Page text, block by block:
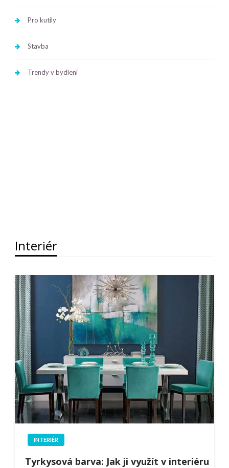
Pro kutily
Stavba
Trendy v bydlení
Interiér
INTERIÉR
Tyrkysová barva: Jak ji využít v interiéru